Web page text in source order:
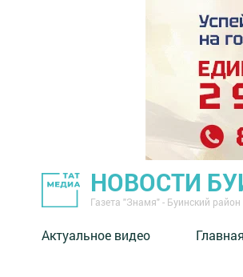
НОВОСТИ
Газета "Знамя" - Буинский район
Актуальное видео Главная